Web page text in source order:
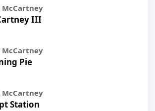
McCartney
III
McCartney
Pie
McCartney
Station